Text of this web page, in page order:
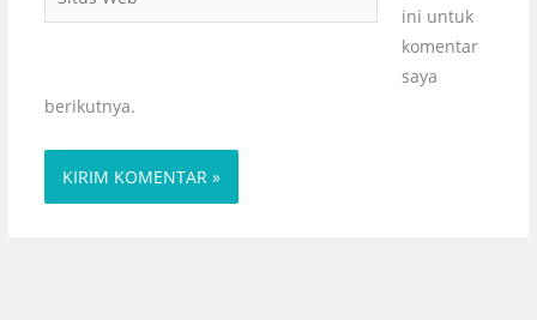
Web
ini untuk
komentar
saya
berikutnya.